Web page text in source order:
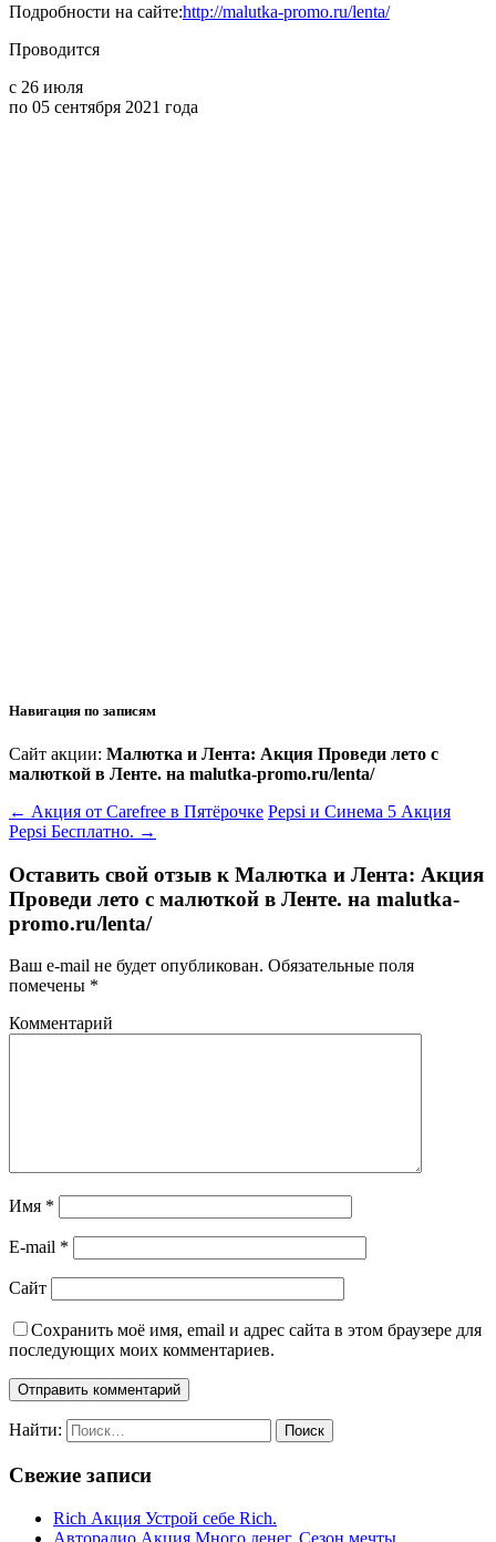
Подробности на сайте:http://malutka-promo.ru/lenta/
Проводится
с 26 июля
по 05 сентября 2021 года
Навигация по записям
Сайт акции: Малютка и Лента: Акция Проведи лето с
малюткой в Ленте. на malutka-promo.ru/lenta/
← Акция от Carefree в Пятёрочке Pepsi и Синема 5 Акция
Pepsi Бесплатно. →
Оставить свой отзыв к Малютка и Лента: Акция
Проведи лето с малюткой в Ленте. на malutka-
promo.ru/lenta/
Ваш e-mail не будет опубликован. Обязательные поля
помечены *
Комментарий
Имя *
E-mail *
Сайт
Сохранить моё имя, email и адрес сайта в этом браузере для
последующих моих комментариев.
Найти:
Свежие записи
Rich Акция Устрой себе Rich.
Авторадио Акция Много денег. Сезон мечты.